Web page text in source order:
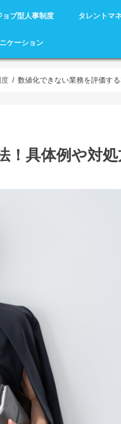
ョブ型人事制度 タレントマ
ケーション
度 数値化できない業務を評価す
！具体例や対処